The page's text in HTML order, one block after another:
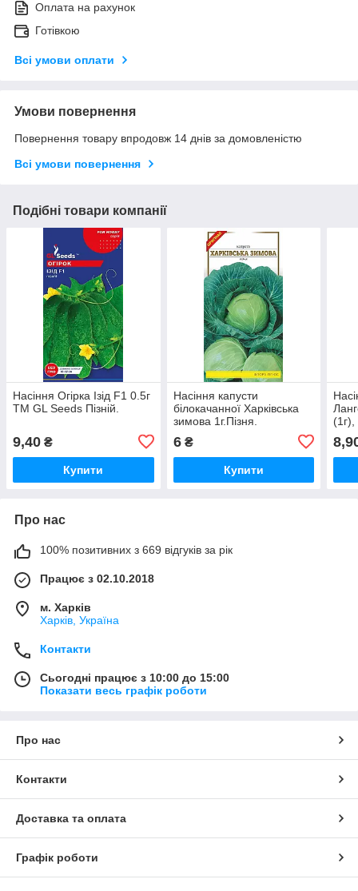
Оплата на рахунок
Готівкою
Всі умови оплати
Умови повернення
Повернення товару впродовж 14 днів за домовленістю
Всі умови повернення
Подібні товари компанії
Насіння Огiрка Ізiд F1 0.5г
TM GL Seeds Пізній.
9,40 ₴
Купити
Насіння капусти
білокачанної Харківська
зимова 1г.Пізня.
6₴
Купити
Про нас
100% позитивних з 669 відгуків за рік
Працює з 02.10.2018
м. Харків
Харків, Україна
Контакти
Сьогодні працює з 10:00 до 15:00
Показати весь графік роботи
Про нас
Контакти
Доставка та оплата
Графік роботи